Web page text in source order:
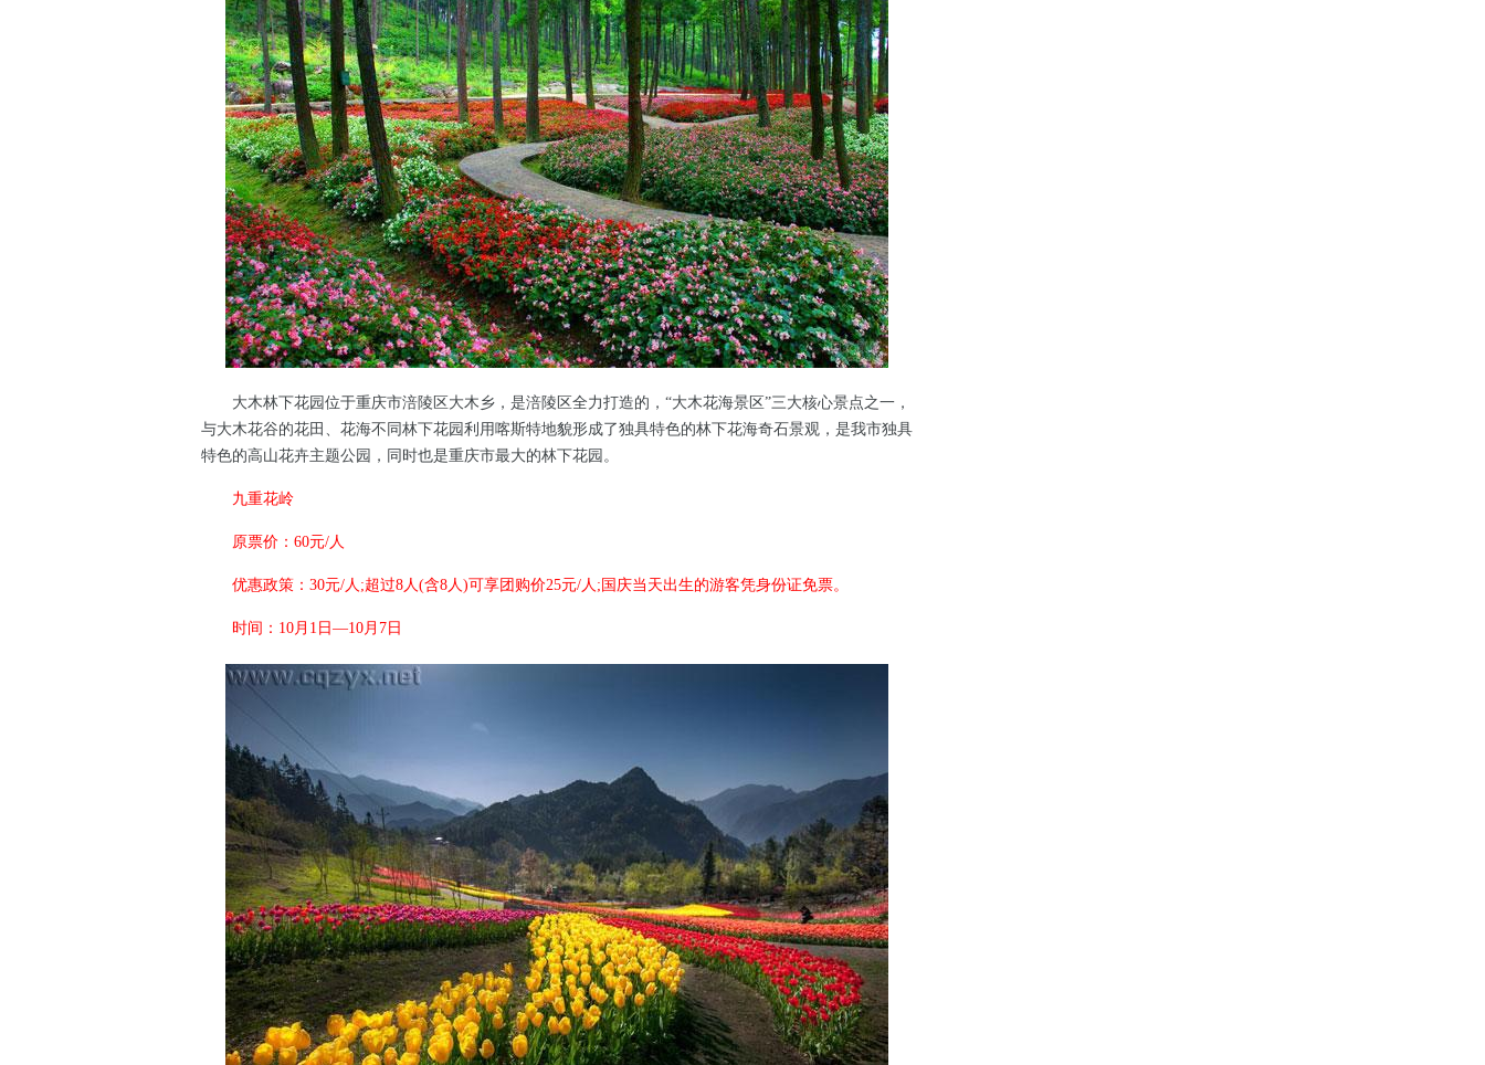
大木林下花园位于重庆市涪陵区大木乡，是涪陵区全力打造的，“大木花海景区”三大核心景点之一，
与大木花谷的花田、花海不同林下花园利用喀斯特地貌形成了独具特色的林下花海奇石景观，是我市独具
特色的高山花卉主题公园，同时也是重庆市最大的林下花园。
九重花岭
原票价：60元/人
优惠政策：30元/人;超过8人(含8人)可享团购价25元/人;国庆当天出生的游客凭身份证免票。
时间：10月1日—10月7日